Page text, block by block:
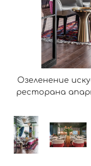
Озеленение
ресторана